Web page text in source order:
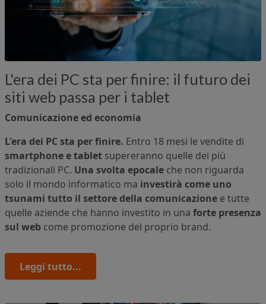
L'era dei PC sta per finire: il futuro dei
siti web passa per i tablet
Comunicazione ed economia
L'era dei PC sta per finire. Entro 18 mesi le vendite di
smartphone e tablet supereranno quelle dei più
tradizionali PC. Una svolta epocale che non riguarda
solo il mondo informatico ma investirà come uno
tsunami tutto il settore della comunicazione e tutte
quelle aziende che hanno investito in una forte presenza
sul web come promozione del proprio brand.
Leggi tutto...